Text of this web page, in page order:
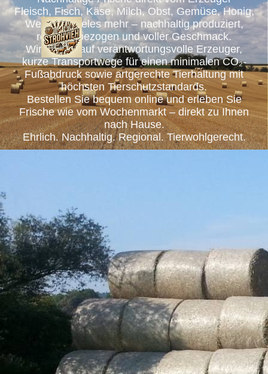
Fleisch, Fisch, Käse, Milch, Obst, Gemüse, Honig,
Wein und vieles mehr – nachhaltig produziert,
regional bezogen und voller Geschmack.
Wir setzen auf verantwortungsvolle Erzeuger,
kurze Transportwege für einen minimalen CO₂-
Fußabdruck sowie artgerechte Tierhaltung mit
höchsten Tierschutzstandards.
Bestellen Sie bequem online und erleben Sie
Frische wie vom Wochenmarkt – direkt zu Ihnen
nach Hause.
Ehrlich. Nachhaltig. Regional. Tierwohlgerecht.